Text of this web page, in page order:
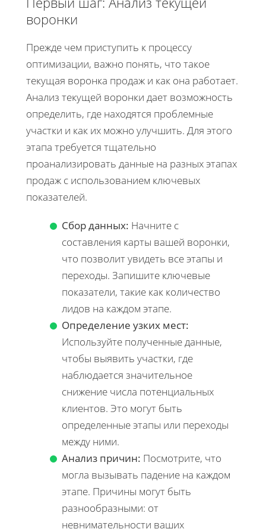
воронки
Прежде чем приступить к процессу
оптимизации, важно понять, что такое
текущая воронка продаж и как она работает.
Анализ текущей воронки дает возможность
определить, где находятся проблемные
участки и как их можно улучшить. Для этого
этапа требуется тщательно
проанализировать данные на разных этапах
продаж с использованием ключевых
показателей.
Сбор данных: Начните с
составления карты вашей воронки,
что позволит увидеть все этапы и
переходы. Запишите ключевые
показатели, такие как количество
лидов на каждом этапе.
Определение узких мест:
Используйте полученные данные,
чтобы выявить участки, где
наблюдается значительное
снижение числа потенциальных
клиентов. Это могут быть
определенные этапы или переходы
между ними.
Анализ причин: Посмотрите, что
могла вызывать падение на каждом
этапе. Причины могут быть
разнообразными: от
невнимательности ваших